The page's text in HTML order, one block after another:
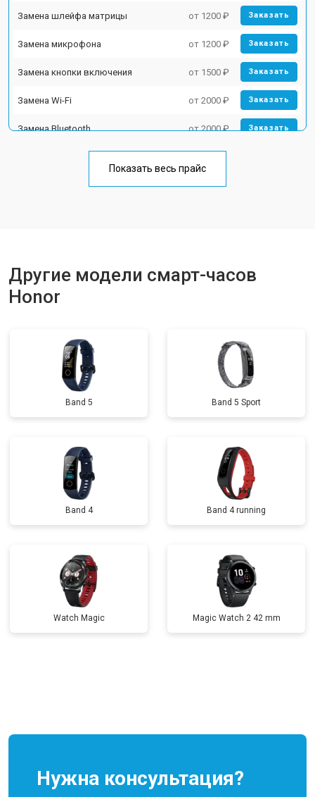
Замена шлейфа матрицы от 1200 ₽ Заказать
Замена микрофона от 1200 ₽ Заказать
Замена кнопки включения от 1500 ₽ Заказать
Замена Wi-Fi от 2000 ₽ Заказать
Замена Bluetooth от 2000 ₽ Заказать
Показать весь прайс
Другие модели смарт-часов
Honor
Band 5 Band 5 Sport
Band 4 Band 4 running
Watch Magic Magic Watch 2 42 mm
Нужна консультация?